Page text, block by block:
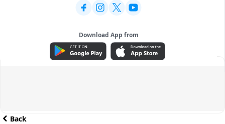
Download App from
ADVERTISEMENT
Back